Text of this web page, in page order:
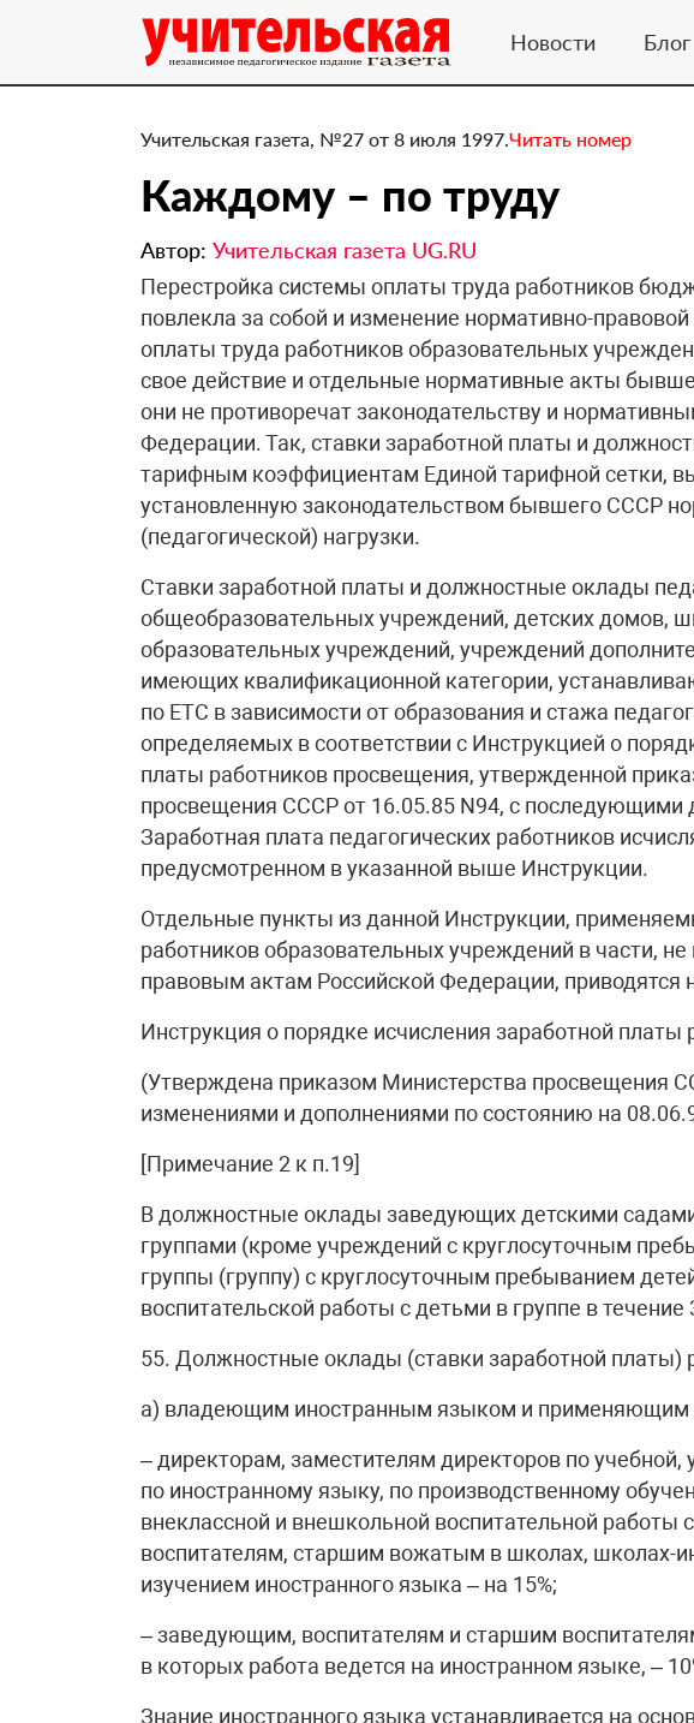
Новости Блог
Учительская газета, №27 от 8 июля 1997.Читать номер
Каждому – по труду
Автор: Учительская газета UG.RU
Перестройка системы оплаты труда работников
повлекла за собой и изменение нормативно-
оплаты труда работников образовательных
свое действие и отдельные нормативные акты
они не противоречат законодательству и
Федерации. Так, ставки заработной платы и
тарифным коэффициентам Единой тарифной сетки,
установленную законодательством бывшего СССР
(педагогической) нагрузки.
Ставки заработной платы и должностные оклады
общеобразовательных учреждений, детских домов,
образовательных учреждений, учреждений
имеющих квалификационной категории,
по ЕТС в зависимости от образования и стажа
определяемых в соответствии с Инструкцией о
платы работников просвещения, утвержденной
просвещения СССР от 16.05.85 N94, с последующими
Заработная плата педагогических работников
предусмотренном в указанной выше Инструкции.
Отдельные пункты из данной Инструкции,
работников образовательных учреждений в части,
правовым актам Российской Федерации, приводятся
Инструкция о порядке исчисления заработной платы
(Утверждена приказом Министерства просвещения
изменениями и дополнениями по состоянию на
[Примечание 2 к п.19]
В должностные оклады заведующих детскими
группами (кроме учреждений с круглосуточным
группы (группу) с круглосуточным пребыванием
воспитательской работы с детьми в группе в течение
55. Должностные оклады (ставки заработной
а) владеющим иностранным языком и применяющим
– директорам, заместителям директоров по учебной,
по иностранному языку, по производственному
внеклассной и внешкольной воспитательной работы
воспитателям, старшим вожатым в школах, школах-
изучением иностранного языка – на 15%;
– заведующим, воспитателям и старшим
в которых работа ведется на иностранном языке, –
Знание иностранного языка устанавливается на